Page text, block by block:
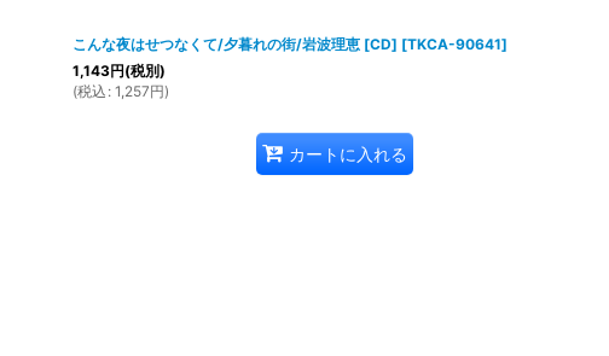
こんな夜はせつなくて/夕暮れの街/岩波理恵 [CD] [TKCA-90641]
1,143円(税別)
(税込 : 1,257円)
カートに入れる